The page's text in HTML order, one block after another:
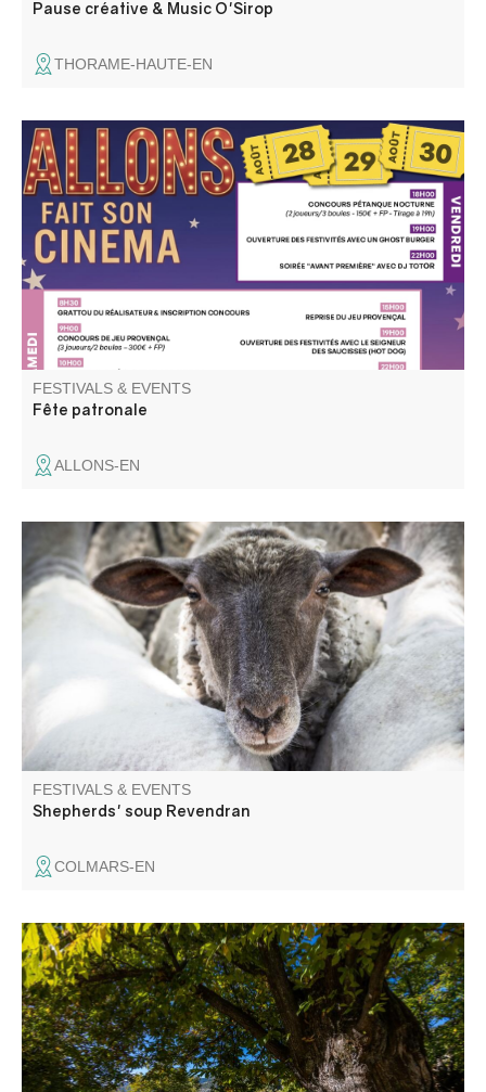
Pause créative & Music O'Sirop
THORAME-HAUTE-EN
Lumière, caméra, action ! Cette année, Allons fait son
cinéma et brillera sous les projecteurs de la vallée du
Verdon.
FESTIVALS & EVENTS
Fête patronale
ALLONS-EN
Join us for the "Revendran", the festival of the
"démontagnée", to share a moment of conviviality and
taste the shepherds' soup prepared by the villagers.
FESTIVALS & EVENTS
Shepherds' soup Revendran
COLMARS-EN
Patrimoine et agriculture : visite d'une châtaigneraie et
rencontre sur les variétés de châtaigne.